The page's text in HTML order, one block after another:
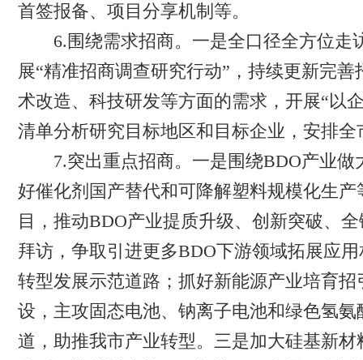
首签报备、项目分享机制等。
6.围绕需求招商。一是全口径全方位走
展“精准招商调查研究行动”，持续更新完
术改造、科技研发等方面的需求，开展“以
清单分析研究目标地区和目标企业，安排
7.突出重点招商。一是围绕BDO产业做
好催化剂国产替代和可降解塑料规模化生
目，推动BDO产业提质升级、创新突破、
拜访，争取引进更多BDO下游领域拓展应
转型发展示范道路；抓好新能源产业培育
设，主攻固态电池、钠离子电池和绿色氢
道，助推我市产业转型。三是加大硅基新